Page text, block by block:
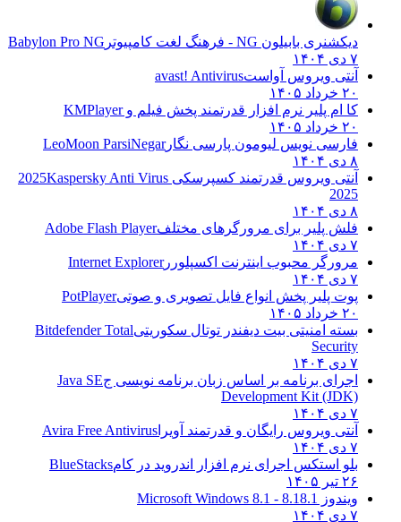
دیکشنری بابیلون NG - فرهنگ لغت کامپیوتر
Babylon Pro NG
آنتی ویروس آواست avast! Antivirus
کا ام پلیر نرم افزار قدرتمند پخش فیلم و KMPlayer
فارسی نویس لیومون پارسی نگارLeoMoon ParsiNegar
آنتی ویروس قدرتمند کسپرسکی 2025Kaspersky Anti Virus
فلش پلیر برای مرورگرهای مختلف Adobe Flash Player
مرورگر محبوب اینترنت اکسپلوررInternet Explorer
پوت پلیر پخش انواع فایل تصویری و صوتیPotPlayer
بسته امنیتی بیت دیفندر توتال سکوریتیBitdefender Total
Security
اجرای برنامه بر اساس زبان برنامه نویسی جJava SE
Development Kit (JDK)
آنتی ویروس رایگان و قدرتمند آویراAvira Free Antivirus
بلو استکس اجرای نرم افزار اندروید در کام BlueStacks
ویندوز 8.1 8.1 - Microsoft Windows 8.1